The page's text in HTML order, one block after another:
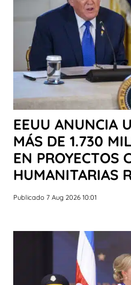
EEUU ANUNCIA
MÁS DE 1.730
EN PROYECTOS
HUMANITARIAS
Publicado 7 Aug 2026 10:01